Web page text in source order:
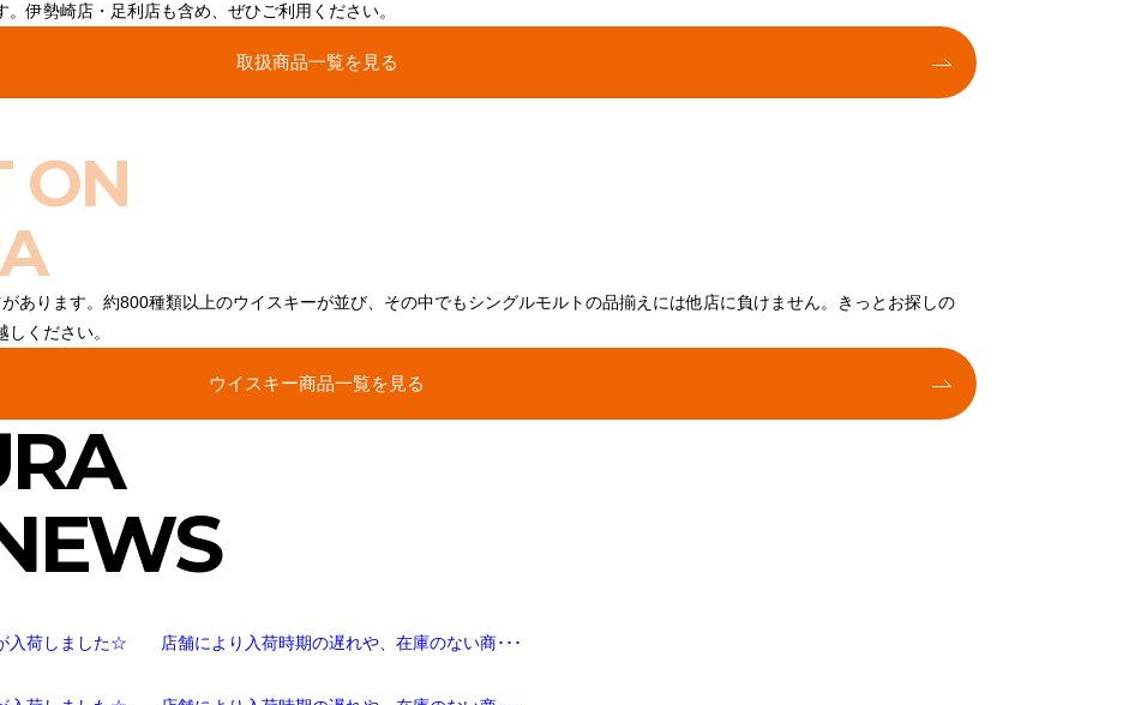
伊勢崎店・足利店も含め、ぜひご利用ください。
取扱商品一覧を見る
ON
あります。約800種類以上のウイスキーが並び、その中でもシングルモルトの品揃えには他店に負けません。きっとお探しの
ください。
ウイスキー商品一覧を見る
入荷しました☆ 店舗により入荷時期の遅れや、在庫のない商･･･